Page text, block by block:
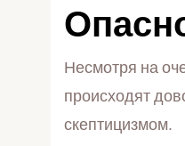
Несмотря на
происходят
скептицизмом.